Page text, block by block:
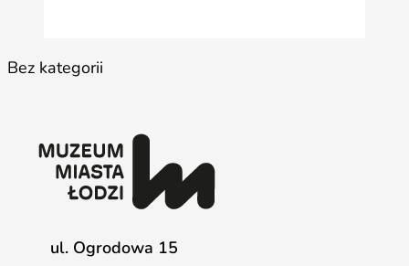
Bez kategorii
ul. Ogrodowa 15